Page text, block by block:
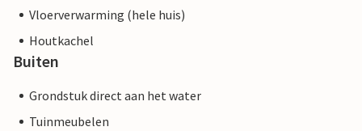
Vloerverwarming (hele huis)
Houtkachel
Buiten
Grondstuk direct aan het water
Tuinmeubelen